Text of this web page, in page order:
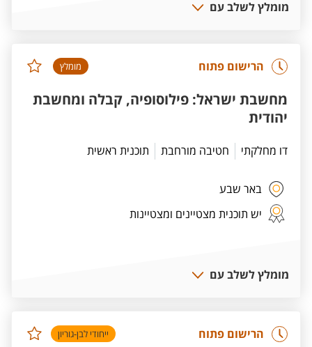
מומלץ לשלב עם
מומלץ הרישום פתוח
מחשבת ישראל: פילוסופיה, קבלה ומחשבת
יהודית
דו מחלקתי חטיבה מורחבת תוכנית ראשית
באר שבע
יש תוכנית מצטיינים ומצטיינות
מומלץ לשלב עם
ייחודי לבן-גוריון הרישום פתוח